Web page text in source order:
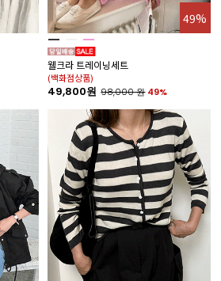
49%
웰크라 트레이닝세트
(백화점상품)
49,800원 98,000원 49%